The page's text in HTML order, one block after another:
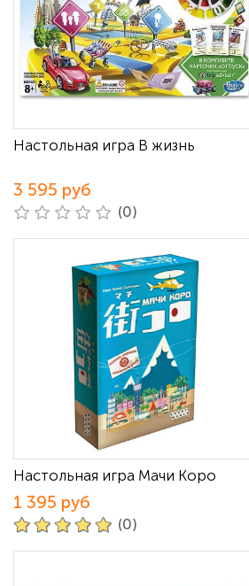
Настольная игра В жизнь
3 595 руб
(0)
Настольная игра Мачи Коро
1 395 руб
(0)